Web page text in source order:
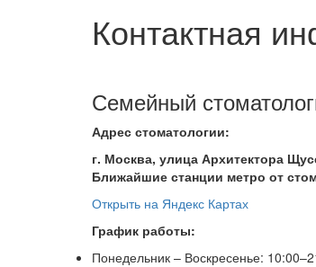
Контактная
Семейный
Адрес стоматологии:
г. Москва, улица Архитектора
Ближайшие станции метро от
Открыть на Яндекс Картах
График работы:
Понедельник – Воскресенье: